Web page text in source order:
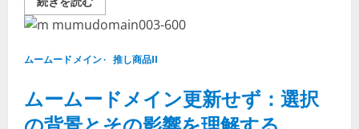
ブ
サ
イ
用
め
完
ー
ム
ー
メ
イ
新
れ
ムームードメイン 推し商品II
ムームードメイン更新せず：選択